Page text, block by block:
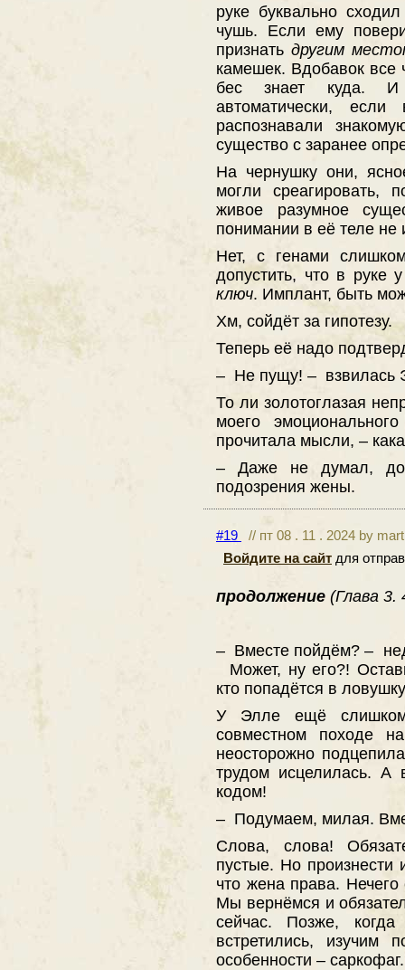
руке буквально
чушь. Если ему
признать другим
камешек. Вдобавок все
бес знает куда.
автоматически,
распознавали
существо с заранее
На чернушку они,
могли среагировать,
живое разумное
понимании в её теле не
Нет, с генами
допустить, что в руке
ключ. Имплант, быть
Хм, сойдёт за гипотезу.
Теперь её надо
– Не пущу! – взвилась
То ли золотоглазая
моего
прочитала мысли, –
– Даже не думал,
подозрения жены.
#19
// пт 08 . 11 . 2024 by
Войдите на сайт для
продолжение (Глава 3.
– Вместе пойдём? –
Может, ну его?!
кто попадётся в
У Элле ещё
совместном походе
неосторожно
трудом исцелилась. А
кодом!
– Подумаем, милая.
Слова, слова!
пустые. Но
что жена права.
Мы вернёмся и
сейчас. Позже,
встретились, изучим
особенности –